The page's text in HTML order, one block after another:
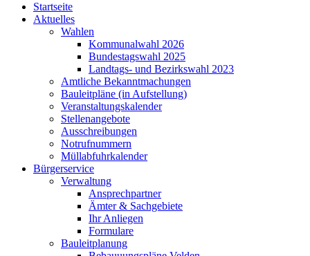
Startseite
Aktuelles
Wahlen
Kommunalwahl 2026
Bundestagswahl 2025
Landtags- und Bezirkswahl 2023
Amtliche Bekanntmachungen
Bauleitpläne (in Aufstellung)
Veranstaltungskalender
Stellenangebote
Ausschreibungen
Notrufnummern
Müllabfuhrkalender
Bürgerservice
Verwaltung
Ansprechpartner
Ämter & Sachgebiete
Ihr Anliegen
Formulare
Bauleitplanung